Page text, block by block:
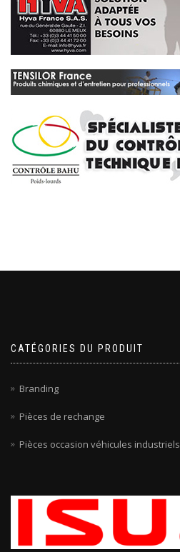
CATÉGORIES DU PRODUIT
Branding
Pièces de rechange
Pièces occasion véhicules industriels